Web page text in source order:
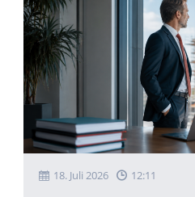
18. Juli 2026 12:11